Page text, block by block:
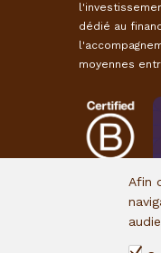
dédié au
moyennes
Afin